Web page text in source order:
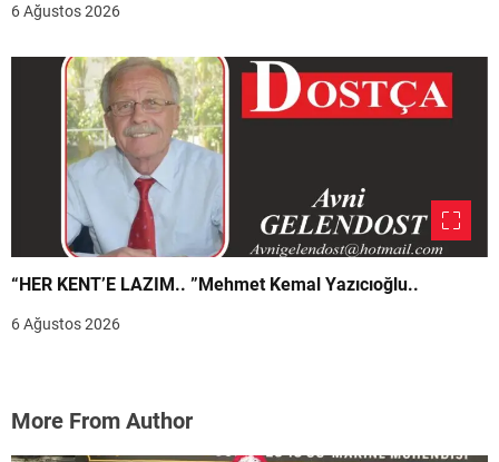
6 Ağustos 2026
“HER KENT’E LAZIM.. ”Mehmet Kemal Yazıcıoğlu..
6 Ağustos 2026
More From Author